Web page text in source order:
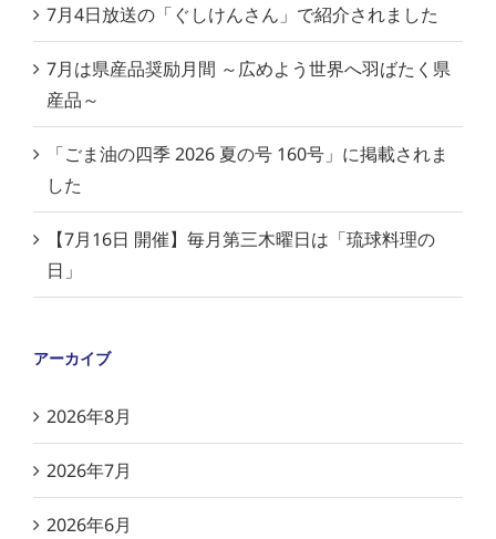
7月4日放送の「ぐしけんさん」で紹介されました
7月は県産品奨励月間 ～広めよう世界へ羽ばたく県
産品～
「ごま油の四季 2026 夏の号 160号」に掲載されま
した
【7月16日 開催】毎月第三木曜日は「琉球料理の
日」
アーカイブ
2026年8月
2026年7月
2026年6月